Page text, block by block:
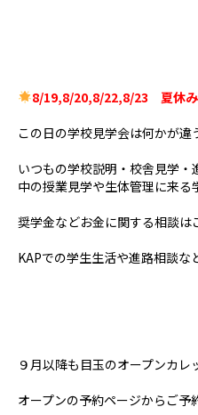
8/19,8/20,8/22,8/23 夏休み
この日の学校見学会は何かが違
いつもの学校説明・校舎見学
中の授業見学や生体管理に来る
奨学金などお金に関する相談は
KAPでの学生生活や進路相談
９月以降も目玉のオープンカレ
オープンの予約ページからご